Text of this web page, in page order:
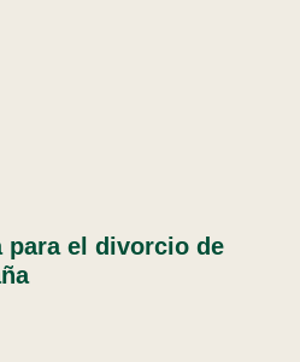
para el divorcio de